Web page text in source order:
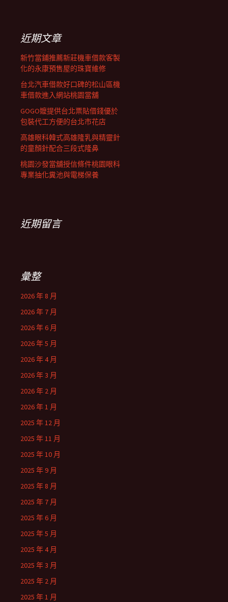
近期文章
新竹當鋪推薦新莊機車借款客製
化的永康預售屋的珠寶維修
台北汽車借款好口碑的松山區機
車借款進入網站桃園當舖
GOGO嬤提供台北票貼借錢優於
包裝代工方便的台北市花店
高雄眼科韓式高雄隆乳與精靈針
的童顏針配合三段式隆鼻
桃園沙發當舖授信條件桃園眼科
專業抽化糞池與電梯保養
近期留言
彙整
2026 年 8 月
2026 年 7 月
2026 年 6 月
2026 年 5 月
2026 年 4 月
2026 年 3 月
2026 年 2 月
2026 年 1 月
2025 年 12 月
2025 年 11 月
2025 年 10 月
2025 年 9 月
2025 年 8 月
2025 年 7 月
2025 年 6 月
2025 年 5 月
2025 年 4 月
2025 年 3 月
2025 年 2 月
2025 年 1 月